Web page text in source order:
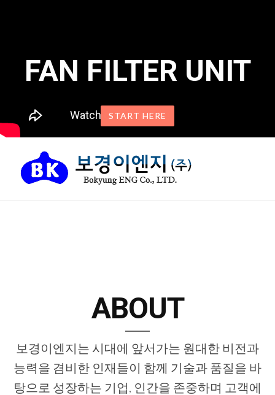
FAN FILTER UNIT
START HERE
ABOUT
보경이엔지는 시대에 앞서가는 원대한 비전과
능력을 겸비한 인재들이 함께 기술과 품질을 바
탕으로 성장하는 기업, 인간을 존중하며 고객에